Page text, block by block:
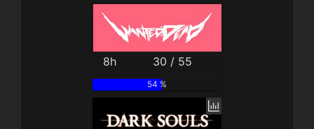
8h 30 / 55
54 %